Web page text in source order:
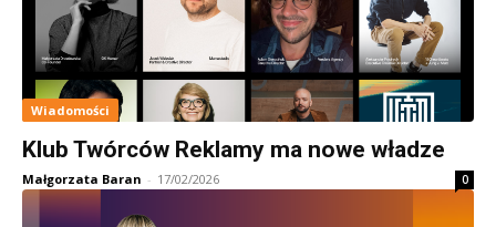
Wiadomości
Klub Twórców Reklamy ma nowe władze
Małgorzata Baran - 17/02/2026 0